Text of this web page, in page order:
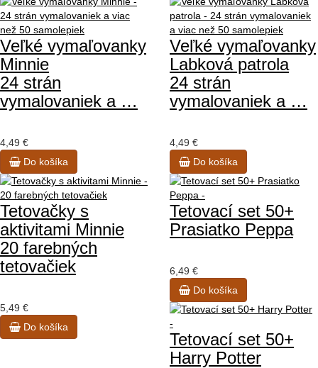
Veľké vymaľovanky
Minnie
24 strán
vymalovaniek a …
4,49 €
Do košíka
Veľké vymaľovanky
Labková patrola
24 strán
vymalovaniek a …
4,49 €
Do košíka
Tetovačky s
aktivitami Minnie
20 farebných
tetovačiek
5,49 €
Do košíka
Tetovací set 50+
Prasiatko Peppa
6,49 €
Do košíka
Tetovací set 50+
Harry Potter